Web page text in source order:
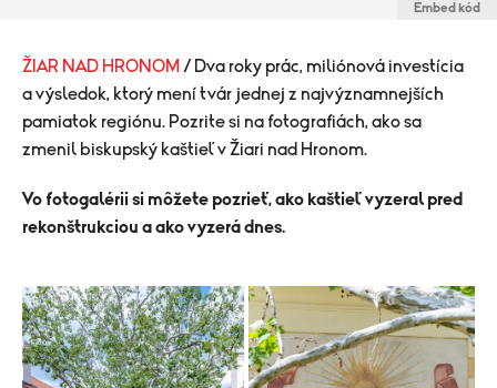
Embed kód
ŽIAR NAD HRONOM / Dva roky prác, miliónová investícia
a výsledok, ktorý mení tvár jednej z najvýznamnejších
pamiatok regiónu. Pozrite si na fotografiách, ako sa
zmenil biskupský kaštieľ v Žiari nad Hronom.
Vo fotogalérii si môžete pozrieť, ako kaštieľ vyzeral pred
rekonštrukciou a ako vyzerá dnes.